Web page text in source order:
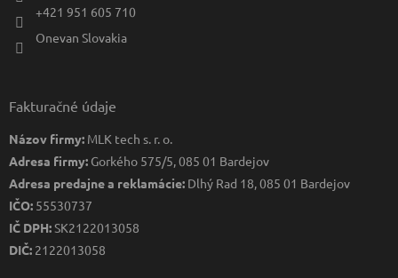
+421 951 605 710
Onevan Slovakia
Fakturačné údaje
Názov firmy: MLK tech s. r. o.
Adresa firmy: Gorkého 575/5, 085 01 Bardejov
Adresa predajne a reklamácie: Dlhý Rad 18, 085 01 Bardejov
IČO: 55530737
IČ DPH:SK2122013058
DIČ: 2122013058